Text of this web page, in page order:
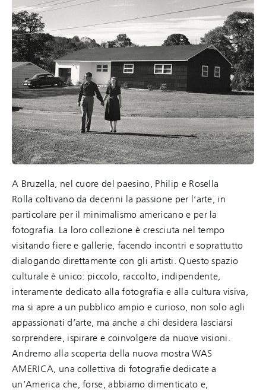
A Bruzella, nel cuore del paesino, Philip e Rosella
Rolla coltivano da decenni la passione per l’arte, in
particolare per il minimalismo americano e per la
fotografia. La loro collezione è cresciuta nel tempo
visitando fiere e gallerie, facendo incontri e soprattutto
dialogando direttamente con gli artisti. Questo spazio
culturale è unico: piccolo, raccolto, indipendente,
interamente dedicato alla fotografia e alla cultura visiva,
ma si apre a un pubblico ampio e curioso, non solo agli
appassionati d’arte, ma anche a chi desidera lasciarsi
sorprendere, ispirare e coinvolgere da nuove visioni.
Andremo alla scoperta della nuova mostra WAS
AMERICA, una collettiva di fotografie dedicate a
un’America che, forse, abbiamo dimenticato e,